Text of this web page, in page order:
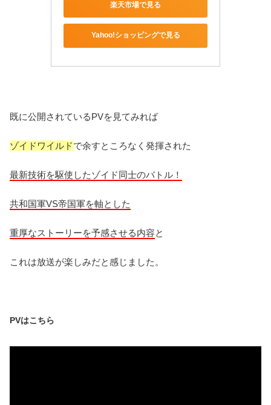
楽天市場で見る
Yahoo!ショッピングで見る
既に公開されているPVを見てみれば
ゾイドワイルドで余すところなく発揮された
最新技術を駆使したゾイド同士のバトル！
共和国軍VS帝国軍を軸とした
重厚なストーリーを予感させる内容と
これは放送が楽しみだと感じました。
PVはこちら